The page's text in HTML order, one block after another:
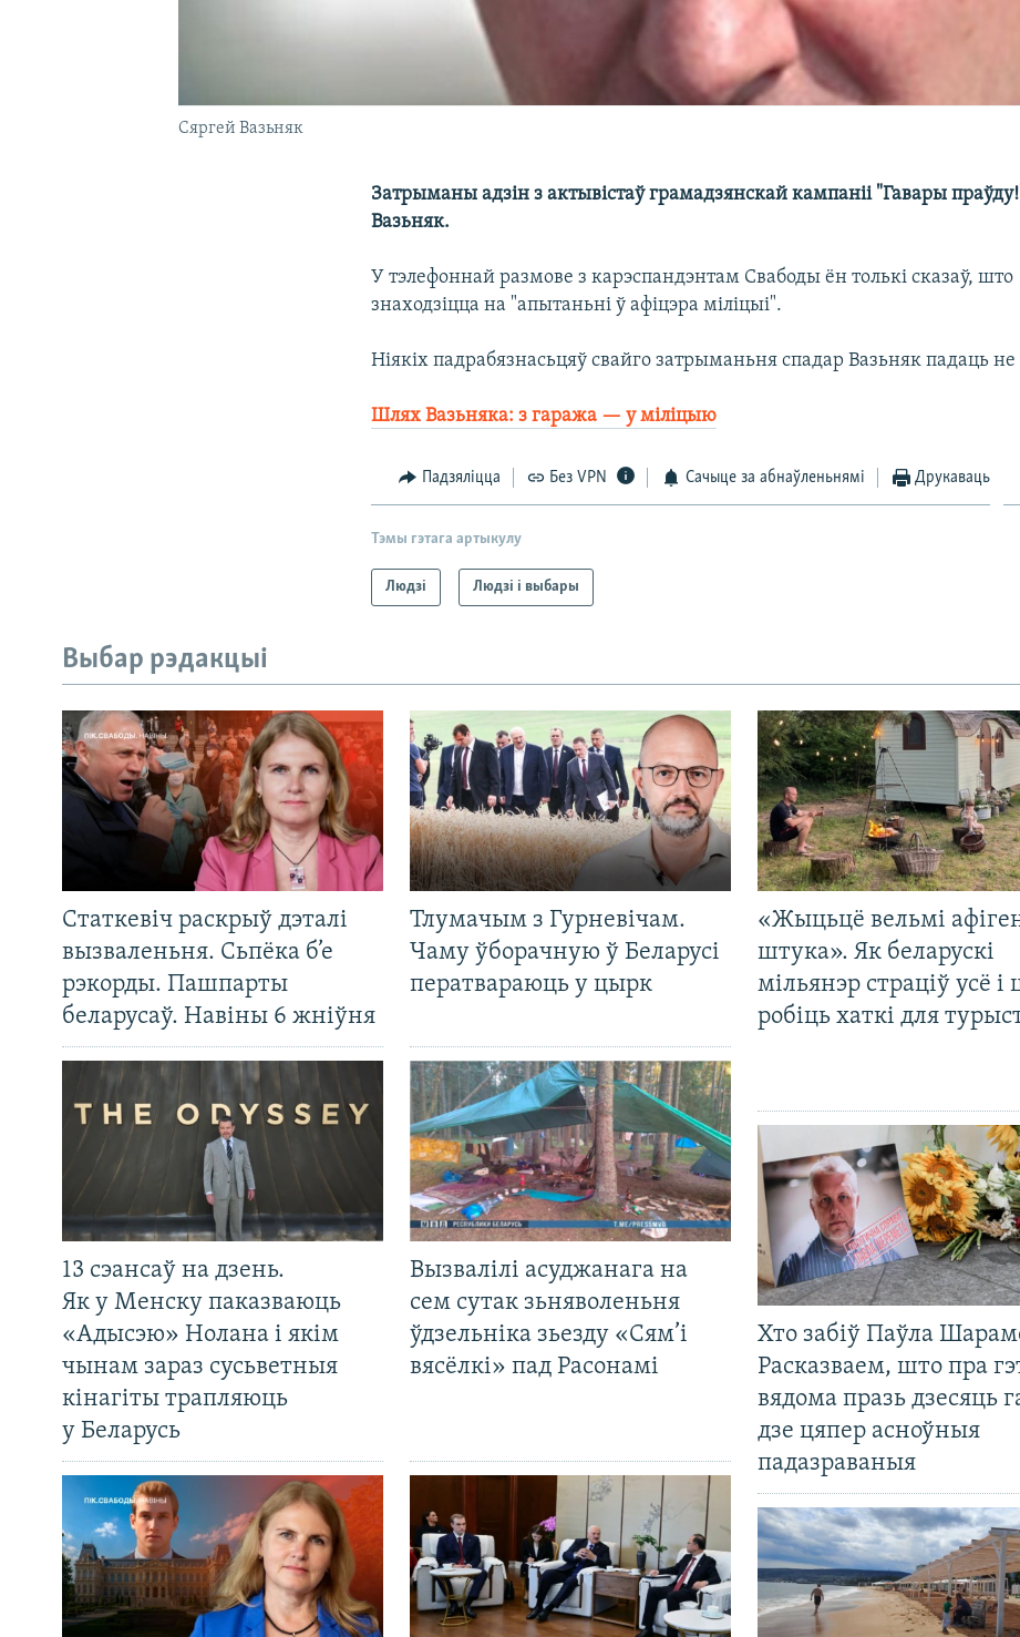
Сяргей Вазьняк
Затрыманы адзін з актывістаў грамадзянскай кампаніі "Гавары
Вазьняк.
У тэлефоннай размове з карэспандэнтам Свабоды ён толькі сказаў, што
знаходзіцца на "апытаньні ў афіцэра міліцыі".
Ніякіх падрабязнасьцяў свайго затрыманьня спадар Вазьняк падаць не
Шлях Вазьняка: з гаража — у міліцыю
Падзяліцца Без VPN Сачыце за абнаўленьнямі Друкаваць
Тэмы гэтага артыкулу
Людзі Людзі і выбары
Выбар рэдакцыі
Статкевіч раскрыў дэталі
вызваленьня. Сьпёка б’е
рэкорды. Пашпарты
беларусаў. Навіны 6 жніўня
Тлумачым з Гурневічам.
Чаму ўборачную ў Беларусі
ператвараюць у цырк
13 сэансаў на дзень.
Як у Менску паказваюць
«Адысэю» Нолана і якім
чынам зараз сусьветныя
кінагіты трапляюць
у Беларусь
Вызвалілі асуджанага на
сем сутак зьняволеньня
ўдзельніка зьезду «Сям’і
вясёлкі» пад Расонамі
«Жыцьцё вельмі
штука». Як беларускі
мільянэр страціў усё і
робіць хаткі для
Хто забіў Паўла
Расказваем, што пра
вядома празь дзесяць
дзе цяпер асноўныя
падазраваныя